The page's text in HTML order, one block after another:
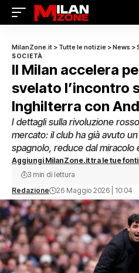
MilanZone.it > Tutte le notizie >News >
SOCIETÀ
Il Milan accelera
svelato l’incontro
Inghilterra con
I dettagli sulla rivoluzione
mercato: il club ha già avuto
spagnolo, reduce dal
Aggiungi MilanZone.it tra le tue
Redazione 26 Maggio 2026 | 10:04
3 min di lettura